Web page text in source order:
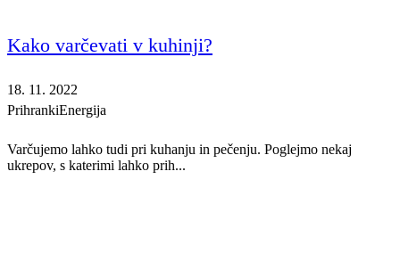
Kako varčevati v kuhinji?
18. 11. 2022
PrihrankiEnergija
Varčujemo lahko tudi pri kuhanju in pečenju. Poglejmo nekaj
ukrepov, s katerimi lahko prih...